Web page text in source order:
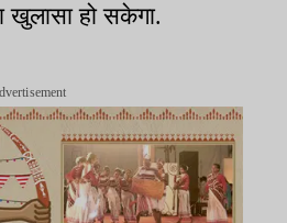
खुलासा हो सकेगा.